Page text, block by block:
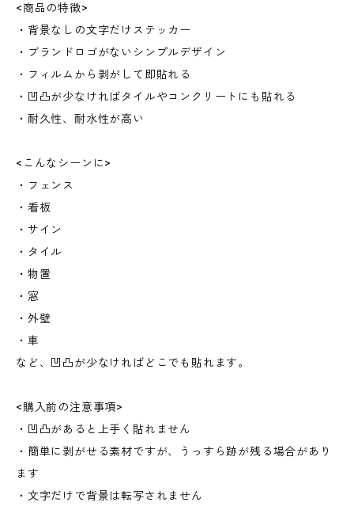
<商品の特徴>
・背景なしの文字だけステッカー
・ブランドロゴがないシンプルデザイン
・フィルムから剥がして即貼れる
・凹凸が少なければタイルやコンクリートにも貼れる
・耐久性、耐水性が高い
<こんなシーンに>
・フェンス
・看板
・サイン
・タイル
・物置
・窓
・外壁
・車
など、凹凸が少なければどこでも貼れます。
<購入前の注意事項>
・凹凸があると上手く貼れません
・簡単に剥がせる素材ですが、うっすら跡が残る場合があり
ます
・文字だけで背景は転写されません